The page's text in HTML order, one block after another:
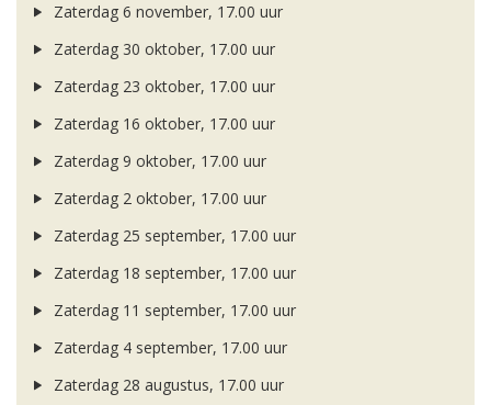
Zaterdag 6 november, 17.00 uur
Zaterdag 30 oktober, 17.00 uur
Zaterdag 23 oktober, 17.00 uur
Zaterdag 16 oktober, 17.00 uur
Zaterdag 9 oktober, 17.00 uur
Zaterdag 2 oktober, 17.00 uur
Zaterdag 25 september, 17.00 uur
Zaterdag 18 september, 17.00 uur
Zaterdag 11 september, 17.00 uur
Zaterdag 4 september, 17.00 uur
Zaterdag 28 augustus, 17.00 uur